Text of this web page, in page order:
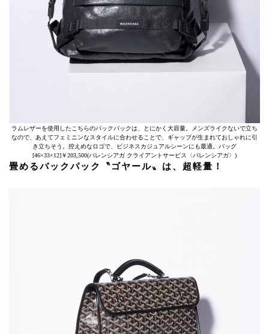
ラムレザーを使用したこちらのバックパックは、とにかく大容量。メンズライクないで立ち
なので、あえてフェミニンなスタイルに合わせることで、ギャップが生まれておしゃれに引
き立ちそう。控えめなロゴで、ビジネスカジュアルシーンにも最適。バッグ
[46×33×12]￥203,500(バレンシアガ クライアントサービス〈バレンシアガ〉)
畳めるバックパック〝ゴヤール〟は、超軽量！